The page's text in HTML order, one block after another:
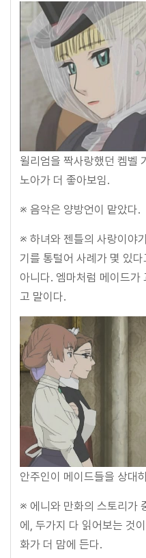
윌리엄을 짝사랑했던 켐벨
노아가 더 좋아보임.
※ 음악은 양방언이 맡았다.
※ 하녀와 젠틀의 사랑이야
기를 통털어 사례가 몇 있
아니다. 엠마처럼 메이드가
고 말이다.
안주인이 메이드들을 상대
※ 에니와 만화의 스토리가
에, 두가지 다 읽어보는 것
화가 더 맘에 든다.